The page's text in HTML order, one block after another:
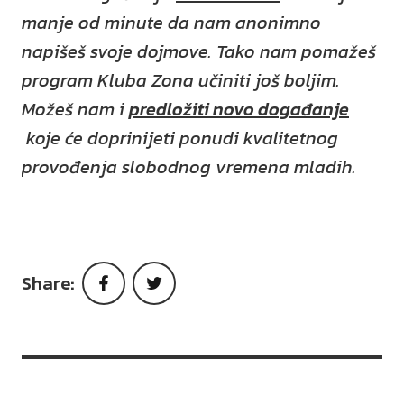
manje od minute da nam anonimno
napišeš svoje dojmove. Tako nam pomažeš
program Kluba Zona učiniti još boljim.
Možeš nam ipredložiti novo događanje
koje će doprinijeti ponudi kvalitetnog
provođenja slobodnog vremena mladih.
Share: Facebook